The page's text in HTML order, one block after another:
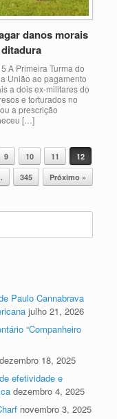
danos morais
A Primeira Turma do
União ao pagamento
a dois ex-militares do
e torturados no
a prescrição
[…]
9 10 11
12
345 Próximo »
Paulo Cannabrava
julho 21, 2026
“Companheiro
dezembro 18, 2025
efetividade e
dezembro 4, 2025
novembro 3, 2025